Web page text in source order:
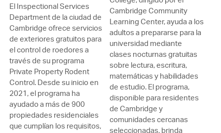
El Inspectional Services
Department de la ciudad de
Cambridge ofrece servicios
de exteriores gratuitos para
el control de roedores a
través de su programa
Private Property Rodent
Control. Desde su inicio en
2021, el programa ha
ayudado a más de 900
propiedades residenciales
que cumplían los requisitos,
Cambridge Community
Learning Center, ayuda a los
adultos a prepararse para la
universidad mediante
clases nocturnas gratuitas
sobre lectura, escritura,
matemáticas y habilidades
de estudio. El programa,
disponible para residentes
de Cambridge y
comunidades cercanas
seleccionadas, brinda